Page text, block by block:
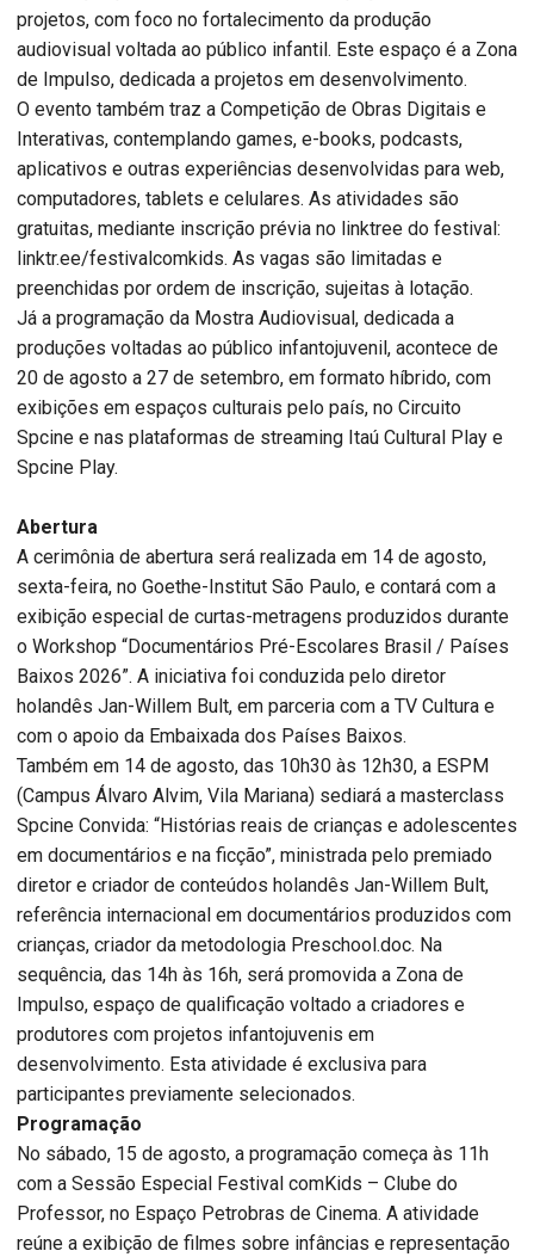
projetos, com foco no fortalecimento da produção
audiovisual voltada ao público infantil. Este espaço é a Zona
de Impulso, dedicada a projetos em desenvolvimento.
O evento também traz a Competição de Obras Digitais e
Interativas, contemplando games, e-books, podcasts,
aplicativos e outras experiências desenvolvidas para web,
computadores, tablets e celulares. As atividades são
gratuitas, mediante inscrição prévia no linktree do festival:
linktr.ee/festivalcomkids. As vagas são limitadas e
preenchidas por ordem de inscrição, sujeitas à lotação.
Já a programação da Mostra Audiovisual, dedicada a
produções voltadas ao público infantojuvenil, acontece de
20 de agosto a 27 de setembro, em formato híbrido, com
exibições em espaços culturais pelo país, no Circuito
Spcine e nas plataformas de streaming Itaú Cultural Play e
Spcine Play.
Abertura
A cerimônia de abertura será realizada em 14 de agosto,
sexta-feira, no Goethe-Institut São Paulo, e contará com a
exibição especial de curtas-metragens produzidos durante
o Workshop “Documentários Pré-Escolares Brasil / Países
Baixos 2026”. A iniciativa foi conduzida pelo diretor
holandês Jan-Willem Bult, em parceria com a TV Cultura e
com o apoio da Embaixada dos Países Baixos.
Também em 14 de agosto, das 10h30 às 12h30, a ESPM
(Campus Álvaro Alvim, Vila Mariana) sediará a masterclass
Spcine Convida: “Histórias reais de crianças e adolescentes
em documentários e na ficção”, ministrada pelo premiado
diretor e criador de conteúdos holandês Jan-Willem Bult,
referência internacional em documentários produzidos com
crianças, criador da metodologia Preschool.doc. Na
sequência, das 14h às 16h, será promovida a Zona de
Impulso, espaço de qualificação voltado a criadores e
produtores com projetos infantojuvenis em
desenvolvimento. Esta atividade é exclusiva para
participantes previamente selecionados.
Programação
No sábado, 15 de agosto, a programação começa às 11h
com a Sessão Especial Festival comKids – Clube do
Professor, no Espaço Petrobras de Cinema. A atividade
reúne a exibição de filmes sobre infâncias e representação